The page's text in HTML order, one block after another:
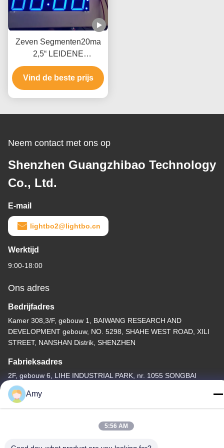
Zeven Segmenten20ma
2,5“ LEIDENE
Klokvertoning voor
Klokraad
Vind de beste prijs
Neem contact met ons op
Shenzhen Guangzhibao Technology
Co., Ltd.
E-mail
lightbo2@lightbo.cn
Werktijd
9:00-18:00
Ons adres
Bedrijfadres
Kamer 308,3/F, gebouw 1, BAIWANG RESEARCH AND
DEVELOPMENT gebouw, NO. 5298, SHAHE WEST ROAD, XILI
STREET, NANSHAN Distrik, SHENZHEN
Fabrieksadres
2F, gebouw 6, LIHE INDUSTRIAL PARK, nr. 1055 SONGBAI
ROAD, XILI, NANSHAN, SHENZHEN
Telefoon
Amy
5:56 AM